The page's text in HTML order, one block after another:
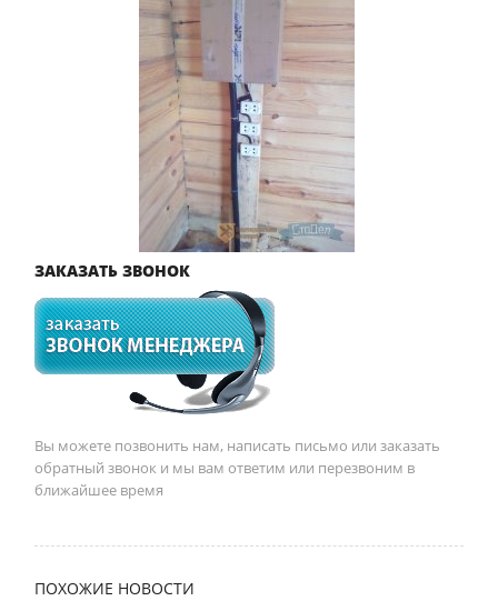
ЗАКАЗАТЬ ЗВОНОК
Вы можете позвонить нам, написать письмо или заказать
обратный звонок и мы вам ответим или перезвоним в
ближайшее время
ПОХОЖИЕ НОВОСТИ